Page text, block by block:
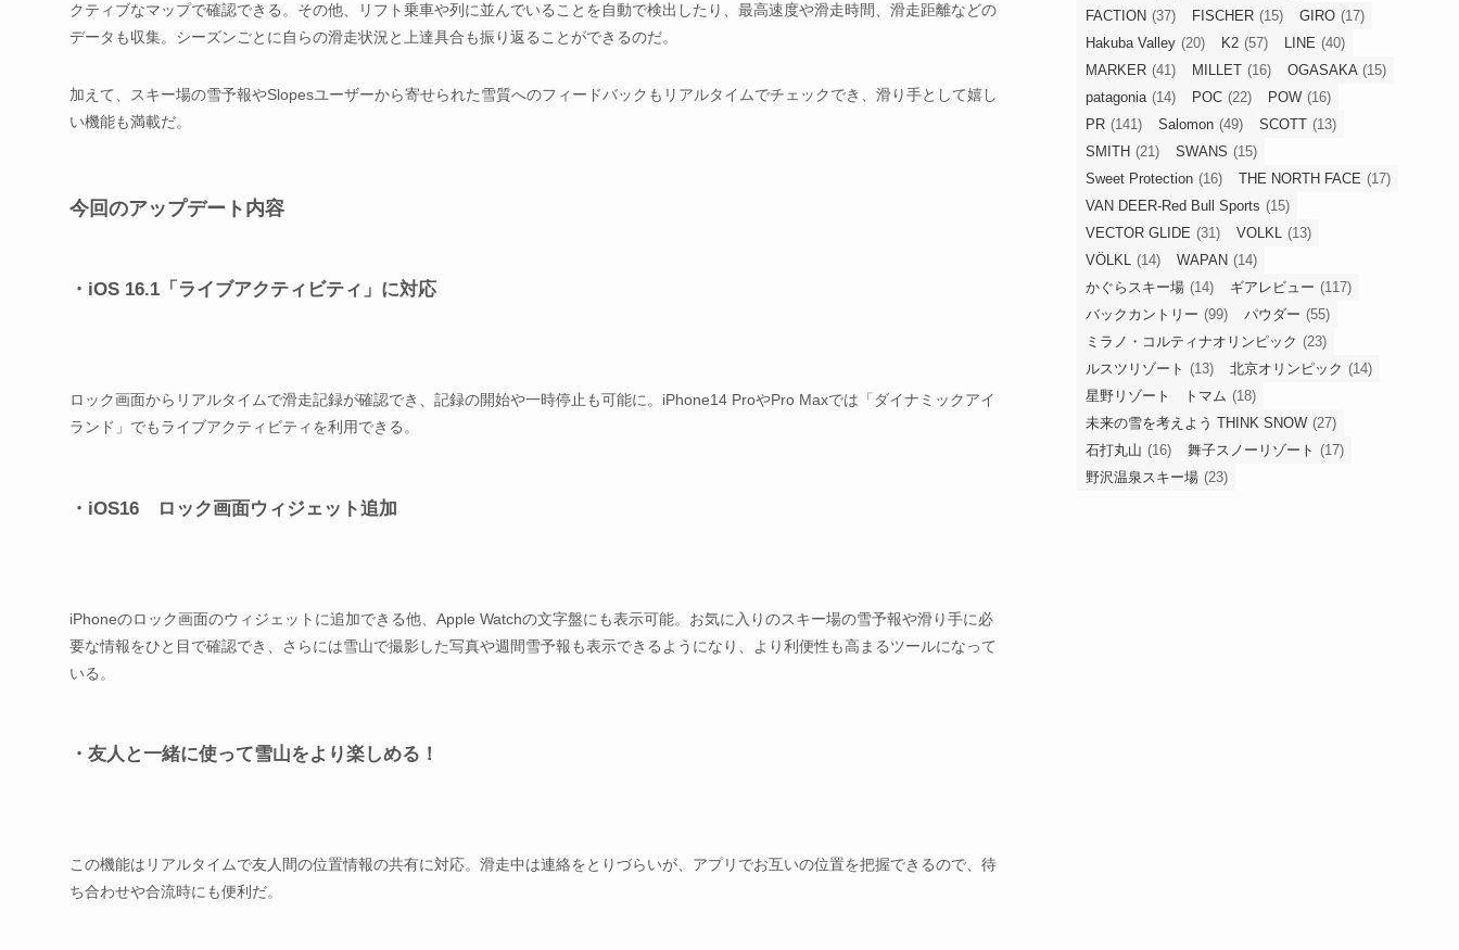
クティブなマップで確認できる。その他、リフト乗車や列に並んでいることを自動で検出したり、最高速度や滑走時間、滑走距離などの
データも収集。シーズンごとに自らの滑走状況と上達具合も振り返ることができるのだ。
加えて、スキー場の雪予報やSlopesユーザーから寄せられた雪質へのフィードバックもリアルタイムでチェックでき、滑り手として嬉し
い機能も満載だ。
今回のアップデート内容
・iOS 16.1「ライブアクティビティ」に対応
ロック画面からリアルタイムで滑走記録が確認でき、記録の開始や一時停止も可能に。iPhone14 ProやPro Maxでは「ダイナミックアイ
ランド」でもライブアクティビティを利用できる。
・iOS16 ロック画面ウィジェット追加
iPhoneのロック画面のウィジェットに追加できる他、Apple Watchの文字盤にも表示可能。お気に入りのスキー場の雪予報や滑り手に必
要な情報をひと目で確認でき、さらには雪山で撮影した写真や週間雪予報も表示できるようになり、より利便性も高まるツールになって
いる。
・友人と一緒に使って雪山をより楽しめる！
この機能はリアルタイムで友人間の位置情報の共有に対応。滑走中は連絡をとりづらいが、アプリでお互いの位置を把握できるので、待
ち合わせや合流時にも便利だ。
FACTION (37) FISCHER (15) GIRO (17)
Hakuba Valley (20) K2 (57) LINE (40)
MARKER (41) MILLET (16) OGASAKA (15)
patagonia (14) POC (22) POW (16)
PR (141) Salomon (49) SCOTT (13)
SMITH (21) SWANS (15)
Sweet Protection (16) THE NORTH FACE (17)
VAN DEER-Red Bull Sports (15)
VECTOR GLIDE (31) VOLKL (13)
VÖLKL (14) WAPAN (14)
かぐらスキー場 (14) ギアレビュー (117)
バックカントリー (99) パウダー (55)
ミラノ・コルティナオリンピック (23)
ルスツリゾート (13) 北京オリンピック (14)
星野リゾート トマム (18)
未来の雪を考えよう THINK SNOW (27)
石打丸山 (16) 舞子スノーリゾート (17)
野沢温泉スキー場 (23)